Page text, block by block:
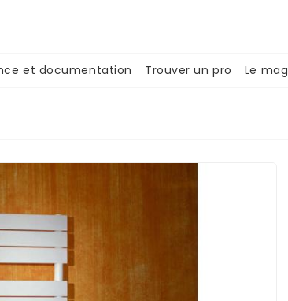
et documentation Trouver un pro Le mag